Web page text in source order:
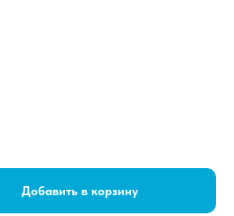
Добавить в корзину